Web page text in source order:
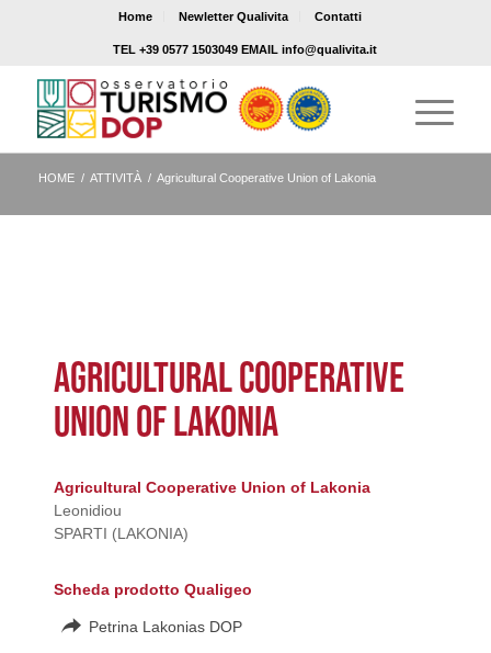
Home Newletter Qualivita Contatti
TEL +39 0577 1503049 EMAIL info@qualivita.it
HOME / ATTIVITÀ / Agricultural Cooperative Union of Lakonia
AGRICULTURAL COOPERATIVE
UNION OF LAKONIA
Agricultural Cooperative Union of Lakonia
Leonidiou
SPARTI (LAKONIA)
Scheda prodotto Qualigeo
Petrina Lakonias DOP